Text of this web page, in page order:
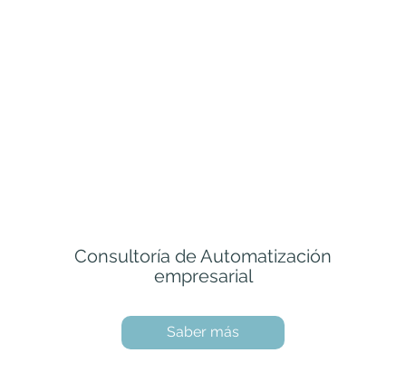
Consultoría de Automatización
empresarial
Saber más